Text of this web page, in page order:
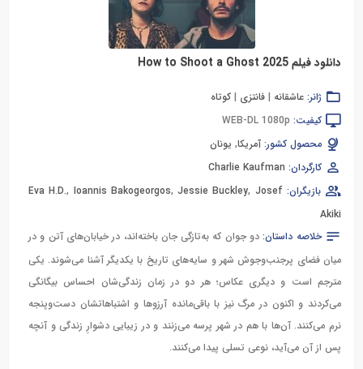
دانلود فیلم How to Shoot a Ghost 2025
ژانر: عاشقانه | فانتزی | کوتاه
کیفیت: WEB-DL 1080p
محصول کشور: آمریکا, یونان
کارگردان: Charlie Kaufman
بازیگران:
Eva H.D., Ioannis Bakogeorgos, Jessie Buckley, Josef
Akiki
خلاصه داستان: دو جوان که به‌تازگی جان باخته‌اند، در خیابان‌های آتن و در
میان فضای پرجنب‌وجوش شهر و سایه‌های تاریخ با یکدیگر آشنا می‌شوند. یکی
مترجم است و دیگری عکاس؛ هر دو در زمان زندگی‌شان احساس بیگانگی
می‌کردند و اکنون در مرگ نیز با باقی‌مانده آرزوها و اشتباهاتشان دست‌وپنجه
نرم می‌کنند. آن‌ها با هم در شهر پرسه می‌زنند و در زیبایی دشوارِ زندگی و آنچه
پس از آن می‌آید، نوعی تسلی پیدا می‌کنند.